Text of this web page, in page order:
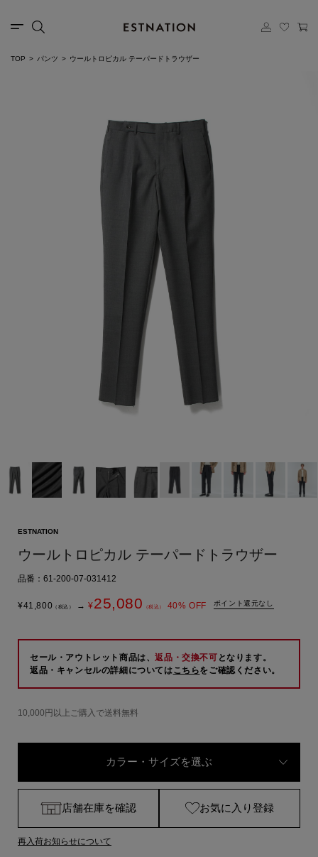
TOP パンツ ウールトロピカル テーパードトラウザー
ESTNATION
ウールトロピカル テーパードトラウザー
品番：61-200-07-031412
¥41,800 （税込） → ¥25,080 （税込） 40% OFF ポイント還元なし
セール・アウトレット商品は、返品・交換不可 となります。
返品・キャンセルの詳細についてはこちらをご確認ください。
10,000円以上ご購入で送料無料
カラー・サイズを選ぶ
店舗在庫を確認 お気に入り登録
再入荷お知らせについて